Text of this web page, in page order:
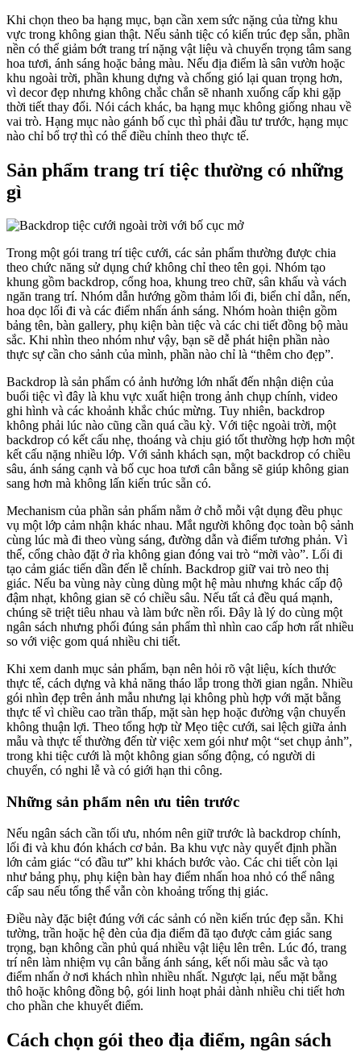
Khi chọn theo ba hạng mục, bạn cần xem sức nặng của từng khu
vực trong không gian thật. Nếu sảnh tiệc có kiến trúc đẹp sẵn, phần
nền có thể giảm bớt trang trí nặng vật liệu và chuyển trọng tâm sang
hoa tươi, ánh sáng hoặc bảng màu. Nếu địa điểm là sân vườn hoặc
khu ngoài trời, phần khung dựng và chống gió lại quan trọng hơn,
vì decor đẹp nhưng không chắc chắn sẽ nhanh xuống cấp khi gặp
thời tiết thay đổi. Nói cách khác, ba hạng mục không giống nhau về
vai trò. Hạng mục nào gánh bố cục thì phải đầu tư trước, hạng mục
nào chỉ bổ trợ thì có thể điều chỉnh theo thực tế.
Sản phẩm trang trí tiệc thường có những
gì
Trong một gói trang trí tiệc cưới, các sản phẩm thường được chia
theo chức năng sử dụng chứ không chỉ theo tên gọi. Nhóm tạo
khung gồm backdrop, cổng hoa, khung treo chữ, sân khấu và vách
ngăn trang trí. Nhóm dẫn hướng gồm thảm lối đi, biển chỉ dẫn, nến,
hoa dọc lối đi và các điểm nhấn ánh sáng. Nhóm hoàn thiện gồm
bảng tên, bàn gallery, phụ kiện bàn tiệc và các chi tiết đồng bộ màu
sắc. Khi nhìn theo nhóm như vậy, bạn sẽ dễ phát hiện phần nào
thực sự cần cho sảnh của mình, phần nào chỉ là “thêm cho đẹp”.
Backdrop là sản phẩm có ảnh hưởng lớn nhất đến nhận diện của
buổi tiệc vì đây là khu vực xuất hiện trong ảnh chụp chính, video
ghi hình và các khoảnh khắc chúc mừng. Tuy nhiên, backdrop
không phải lúc nào cũng cần quá cầu kỳ. Với tiệc ngoài trời, một
backdrop có kết cấu nhẹ, thoáng và chịu gió tốt thường hợp hơn một
kết cấu nặng nhiều lớp. Với sảnh khách sạn, một backdrop có chiều
sâu, ánh sáng cạnh và bố cục hoa tươi cân bằng sẽ giúp không gian
sang hơn mà không lấn kiến trúc sẵn có.
Mechanism của phần sản phẩm nằm ở chỗ mỗi vật dụng đều phục
vụ một lớp cảm nhận khác nhau. Mắt người không đọc toàn bộ sảnh
cùng lúc mà đi theo vùng sáng, đường dẫn và điểm tương phản. Vì
thế, cổng chào đặt ở rìa không gian đóng vai trò “mời vào”. Lối đi
tạo cảm giác tiến dần đến lễ chính. Backdrop giữ vai trò neo thị
giác. Nếu ba vùng này cùng dùng một hệ màu nhưng khác cấp độ
đậm nhạt, không gian sẽ có chiều sâu. Nếu tất cả đều quá mạnh,
chúng sẽ triệt tiêu nhau và làm bức nền rối. Đây là lý do cùng một
ngân sách nhưng phối đúng sản phẩm thì nhìn cao cấp hơn rất nhiều
so với việc gom quá nhiều chi tiết.
Khi xem danh mục sản phẩm, bạn nên hỏi rõ vật liệu, kích thước
thực tế, cách dựng và khả năng tháo lắp trong thời gian ngắn. Nhiều
gói nhìn đẹp trên ảnh mẫu nhưng lại không phù hợp với mặt bằng
thực tế vì chiều cao trần thấp, mặt sàn hẹp hoặc đường vận chuyển
không thuận lợi. Theo tổng hợp từ Mẹo tiệc cưới, sai lệch giữa ảnh
mẫu và thực tế thường đến từ việc xem gói như một “set chụp ảnh”,
trong khi tiệc cưới là một không gian sống động, có người di
chuyển, có nghi lễ và có giới hạn thi công.
Những sản phẩm nên ưu tiên trước
Nếu ngân sách cần tối ưu, nhóm nên giữ trước là backdrop chính,
lối đi và khu đón khách cơ bản. Ba khu vực này quyết định phần
lớn cảm giác “có đầu tư” khi khách bước vào. Các chi tiết còn lại
như bảng phụ, phụ kiện bàn hay điểm nhấn hoa nhỏ có thể nâng
cấp sau nếu tổng thể vẫn còn khoảng trống thị giác.
Điều này đặc biệt đúng với các sảnh có nền kiến trúc đẹp sẵn. Khi
tường, trần hoặc hệ đèn của địa điểm đã tạo được cảm giác sang
trọng, bạn không cần phủ quá nhiều vật liệu lên trên. Lúc đó, trang
trí nên làm nhiệm vụ cân bằng ánh sáng, kết nối màu sắc và tạo
điểm nhấn ở nơi khách nhìn nhiều nhất. Ngược lại, nếu mặt bằng
thô hoặc không đồng bộ, gói linh hoạt phải dành nhiều chi tiết hơn
cho phần che khuyết điểm.
Cách chọn gói theo địa điểm, ngân sách